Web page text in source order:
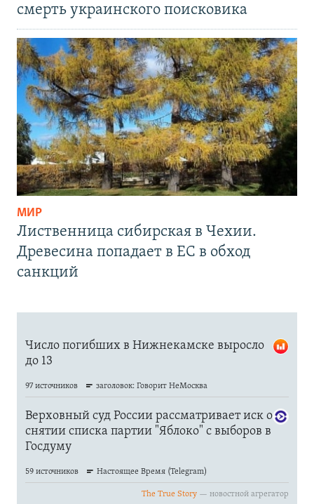
смерть украинского поисковика
МИР
Лиственница сибирская в Чехии.
Древесина попадает в ЕС в обход
санкций